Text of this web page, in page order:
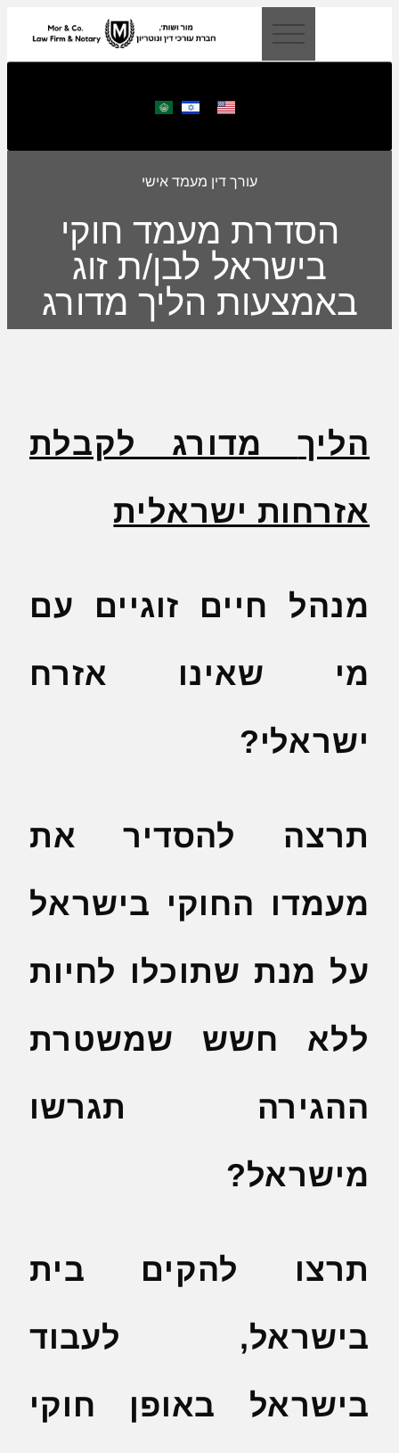
עורך דין מעמד אישי
הסדרת מעמד חוקי
בישראל לבן/ת זוג
באמצעות הליך מדורג
הליךמדורג לקבלת
אזרחות ישראלית
מנהל חיים זוגיים עם
מי שאינו אזרח
ישראלי?
תרצה להסדיר את
מעמדו החוקי בישראל
על מנת שתוכלו לחיות
ללא חשש שמשטרת
ההגירה תגרשו
מישראל?
תרצו להקים בית
בישראל, לעבוד
בישראל באופן חוקי